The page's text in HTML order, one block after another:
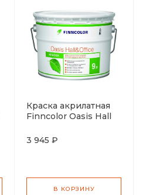
Краска акрилатная
Finncolor Oasis Hall
3 945 ₽
В КОРЗИНУ